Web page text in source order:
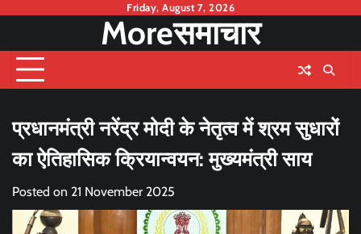
content
Friday, August 7, 2026
Moreसमाचार
प्रधानमंत्री नरेंद्र मोदी के नेतृत्व में श्रम सुधारों
का ऐतिहासिक क्रियान्वयन: मुख्यमंत्री साय
Posted on 21 November 2025